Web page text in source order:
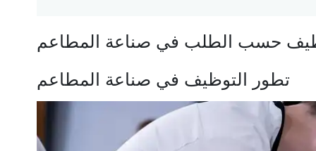
حسب الطلب في صناعة المطاعم
تطور التوظيف في صناعة المطاعم